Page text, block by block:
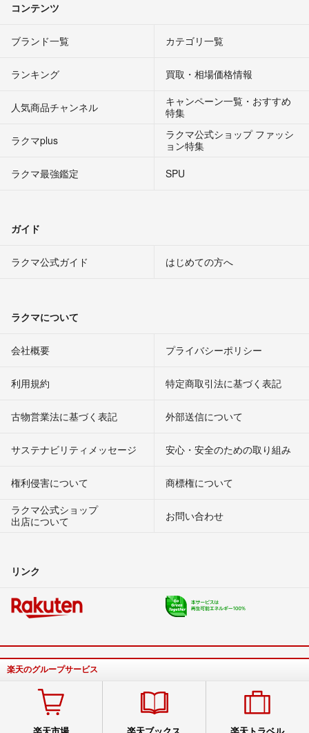
コンテンツ
ブランド一覧 カテゴリ一覧
ランキング 買取・相場価格情報
人気商品チャンネル
キャンペーン一覧・おすすめ
特集
ラクマplus
ラクマ公式ショップ ファッシ
ョン特集
ラクマ最強鑑定
SPU
ガイド
ラクマ公式ガイド はじめての方へ
ラクマについて
会社概要 プライバシーポリシー
利用規約 特定商取引法に基づく表記
古物営業法に基づく表記 外部送信について
サステナビリティメッセージ 安心・安全のための取り組み
権利侵害について
商標権について
ラクマ公式ショップ
出店について
お問い合わせ
リンク
楽天のグループサービス